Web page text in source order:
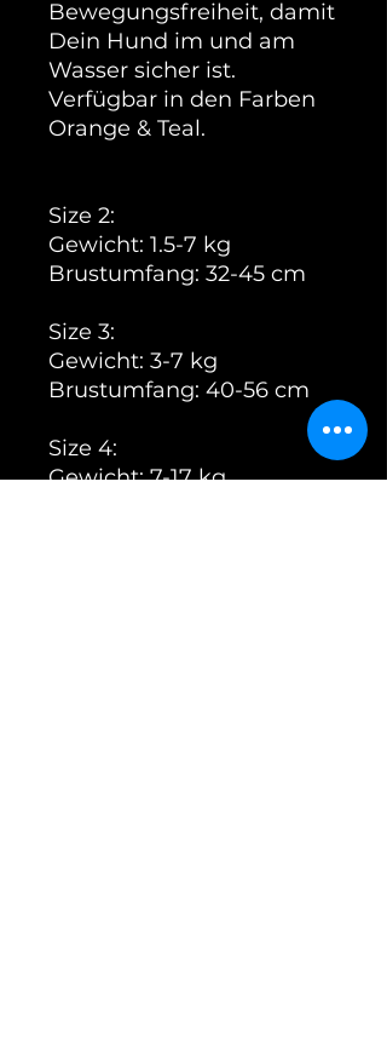
Bewegungsfreiheit, damit
Dein Hund im und am
Wasser sicher ist.
Verfügbar in den Farben
Orange & Teal.
Size 2:
Gewicht: 1.5-7 kg
Brustumfang: 32-45 cm
Size 3:
Gewicht: 3-7 kg
Brustumfang: 40-56 cm
Size 4:
Gewicht: 7-17 kg